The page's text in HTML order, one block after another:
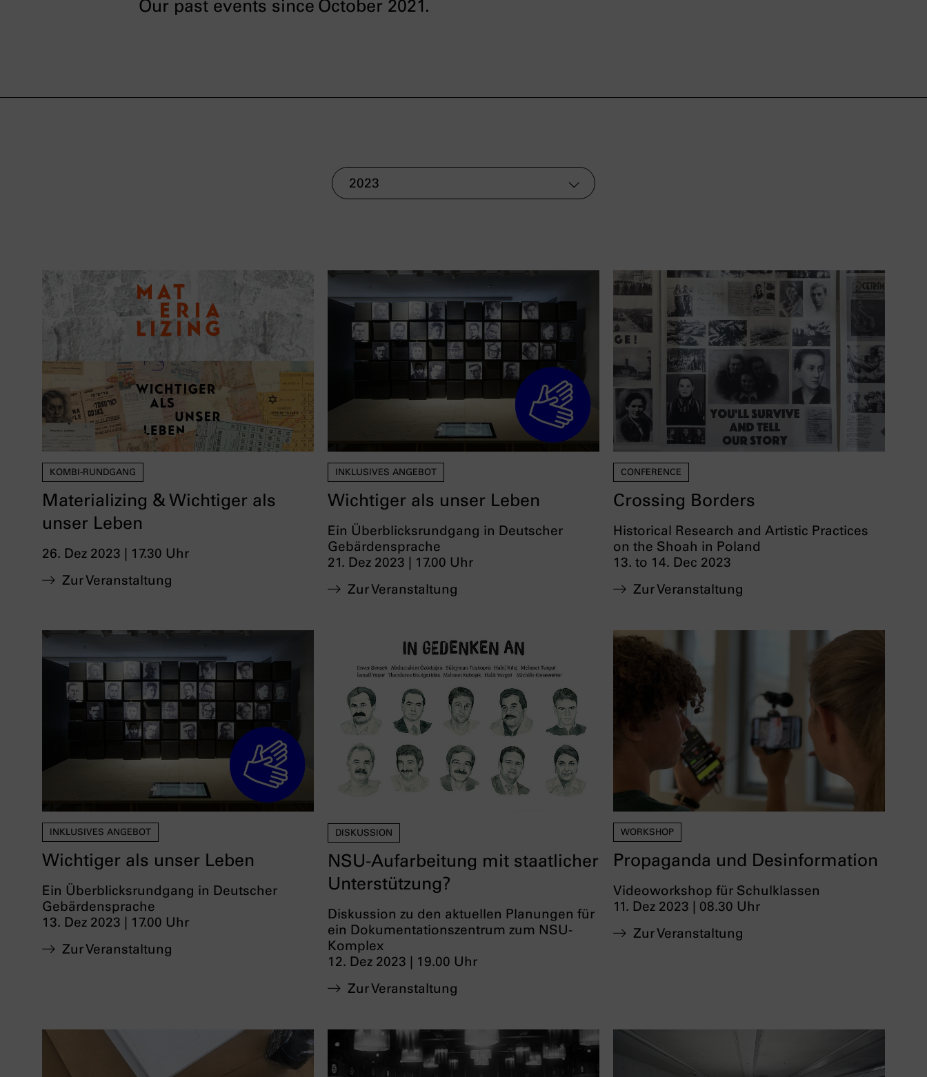
Our past events since October 2021.
KOMBI-RUNDGANG
Materializing & Wichtiger als
unser Leben
26. Dez 2023 | 17.30 Uhr
Zur Veranstaltung
INKLUSIVES ANGEBOT
Wichtiger als unser Leben
Ein Überblicksrundgang in Deutscher
Gebärdensprache
21. Dez 2023 | 17.00 Uhr
Zur Veranstaltung
CONFERENCE
Crossing Borders
Historical Research and Artistic Practices
on the Shoah in Poland
13. to 14. Dec 2023
Zur Veranstaltung
INKLUSIVES ANGEBOT
Wichtiger als unser Leben
Ein Überblicksrundgang in Deutscher
Gebärdensprache
13. Dez 2023 | 17.00 Uhr
Zur Veranstaltung
DISKUSSION
NSU-Aufarbeitung mit staatlicher
Unterstützung?
Diskussion zu den aktuellen Planungen für
ein Dokumentationszentrum zum NSU-
Komplex
12. Dez 2023 | 19.00 Uhr
Zur Veranstaltung
WORKSHOP
Propaganda und Desinformation
Videoworkshop für Schulklassen
11. Dez 2023 | 08.30 Uhr
Zur Veranstaltung